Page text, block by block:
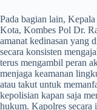
​Pada bagian lain,
Kota, Kombes Pol Dr.
amanat kedinasan yang
secara konsisten
terus mengambil peran
menjaga keamanan
atau takut untuk
kepolisian kapan saja
hukum. Kapolres